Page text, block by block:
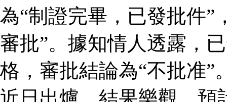
為“制證完畢，已發批件”
審批”。據知情人透露，
格，審批結論為“不批准”
近日出爐，結果樂觀，預